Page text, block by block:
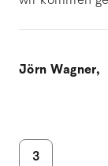
Jörn Wagner,
3